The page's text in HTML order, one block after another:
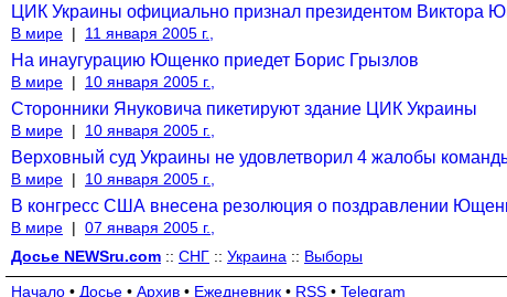
ЦИК Украины официально признал президентом Виктора
В мире | 11 января 2005 г.,
На инаугурацию Ющенко приедет Борис Грызлов
В мире | 10 января 2005 г.,
Сторонники Януковича пикетируют здание ЦИК Украины
В мире | 10 января 2005 г.,
Верховный суд Украины не удовлетворил 4 жалобы
В мире | 10 января 2005 г.,
В конгресс США внесена резолюция о поздравлении
В мире | 07 января 2005 г.,
Досье NEWSru.com :: СНГ :: Украина :: Выборы
Начало • Досье • Архив • Ежедневник • RSS • Telegram